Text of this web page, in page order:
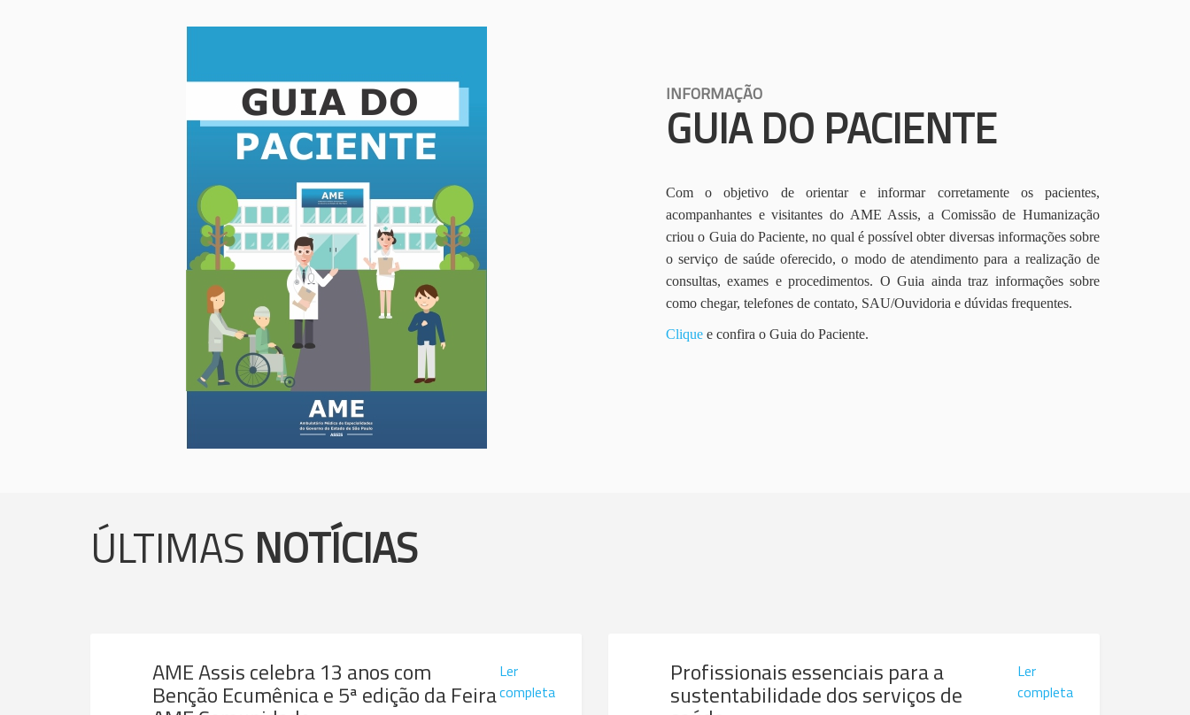
INFORMAÇÃO
GUIA DO PACIENTE
Com o objetivo de orientar e informar corretamente os pacientes,
acompanhantes e visitantes do AME Assis, a Comissão de Humanização
criou o Guia do Paciente, no qual é possível obter diversas informações sobre
o serviço de saúde oferecido, o modo de atendimento para a realização de
consultas, exames e procedimentos. O Guia ainda traz informações sobre
como chegar, telefones de contato, SAU/Ouvidoria e dúvidas frequentes.
Clique e confira o Guia do Paciente.
ÚLTIMAS NOTÍCIAS
AME Assis celebra 13 anos com
Benção Ecumênica e 5ª edição da Feira
Ler
completa
Profissionais essenciais para a
sustentabilidade dos serviços de
Ler
completa